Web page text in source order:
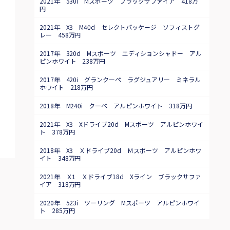
円
2021年 X3 M40d セレクトパッケージ ソフィストグ
レー 458万円
2017年 320d Mスポーツ エディションシャドー アル
ピンホワイト 238万円
2017年 420i グランクーペ ラグジュアリー ミネラル
ホワイト 218万円
2018年 M240i クーペ アルピンホワイト 318万円
2021年 X3 Xドライブ20d Mスポーツ アルピンホワイ
ト 378万円
2018年 X3 Ｘドライブ20d Ｍスポーツ アルピンホワ
イト 348万円
2021年 Ｘ1 Ｘドライブ18d Xライン ブラックサファ
イア 318万円
2020年 523i ツーリング Mスポーツ アルピンホワイ
ト 285万円